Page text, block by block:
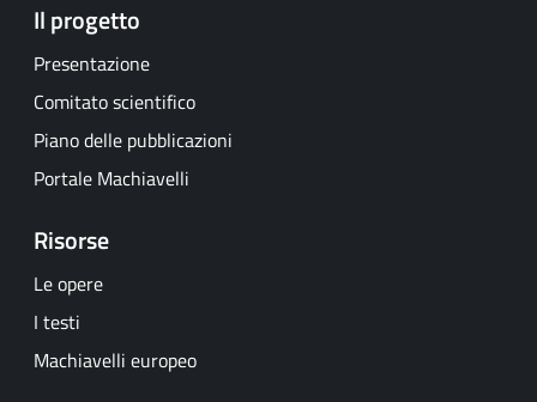
Il progetto
Presentazione
Comitato scientifico
Piano delle pubblicazioni
Portale Machiavelli
Risorse
Le opere
I testi
Machiavelli europeo